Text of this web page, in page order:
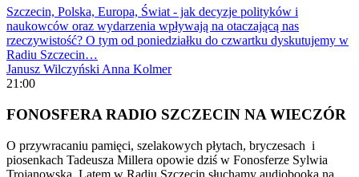
Szczecin, Polska, Europa, Świat - jak decyzje polityków i
naukowców oraz wydarzenia wpływają na otaczającą nas
rzeczywistość? O tym od poniedziałku do czwartku dyskutujemy w
Radiu Szczecin…
Janusz Wilczyński Anna Kolmer
21:00
FONOSFERA RADIO SZCZECIN NA WIECZÓR
O przywracaniu pamięci, szelakowych płytach, bryczesach i
piosenkach Tadeusza Millera opowie dziś w Fonosferze Sylwia
Trojanowska. Latem w Radiu Szczecin słuchamy audiobooka na